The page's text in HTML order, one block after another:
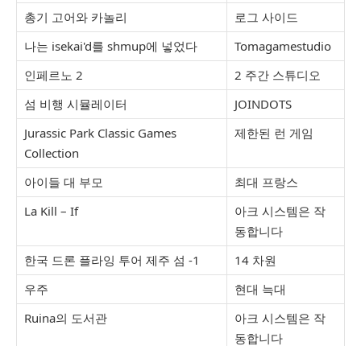
총기 고어와 카놀리
로그 사이드
나는 isekai'd를 shmup에 넣었다
Tomagamestudio
인페르노 2
2 주간 스튜디오
섬 비행 시뮬레이터
JOINDOTS
Jurassic Park Classic Games
Collection
제한된 런 게임
아이들 대 부모
최대 프랑스
La Kill – If
아크 시스템은 작
동합니다
한국 드론 플라잉 투어 제주 섬 -1
14 차원
우주
현대 늑대
Ruina의 도서관
아크 시스템은 작
동합니다